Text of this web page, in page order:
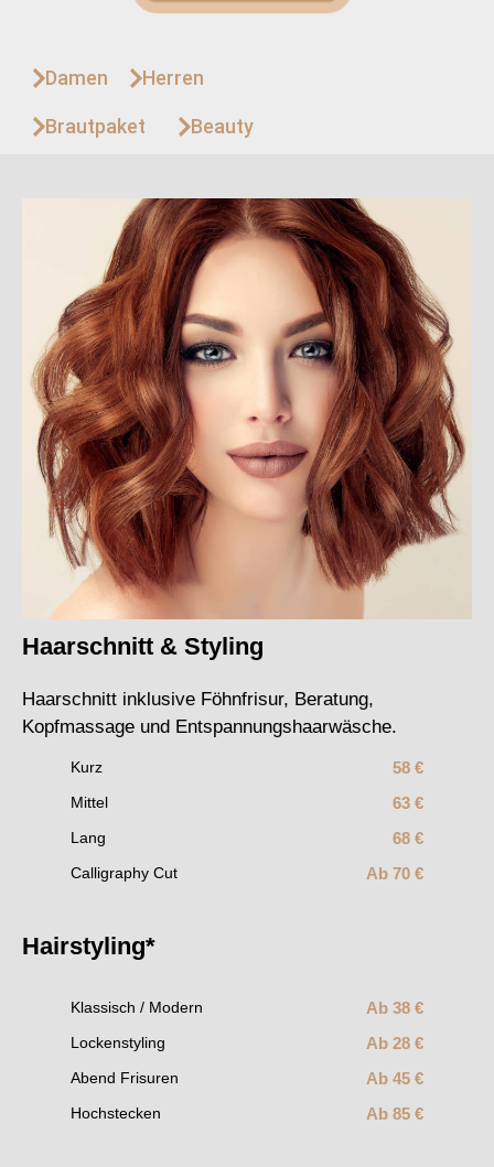
Damen Herren
Brautpaket Beauty
Haarschnitt & Styling
Haarschnitt inklusive Föhnfrisur, Beratung,
Kopfmassage und Entspannungshaarwäsche.
Kurz 58 €
Mittel 63 €
Lang 68 €
Calligraphy Cut Ab 70 €
Hairstyling*
Klassisch / Modern Ab 38 €
Lockenstyling Ab 28 €
Abend Frisuren Ab 45 €
Hochstecken Ab 85 €